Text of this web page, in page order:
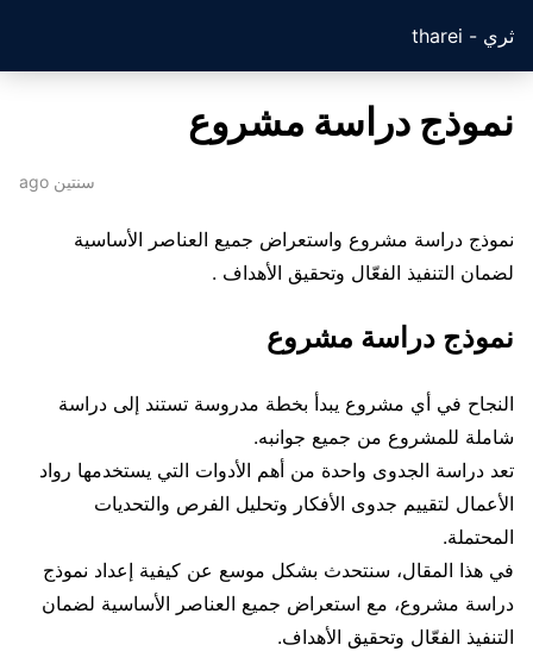
ثري - tharei
نموذج دراسة مشروع
سنتين ago
نموذج دراسة مشروع واستعراض جميع العناصر الأساسية
لضمان التنفيذ الفعّال وتحقيق الأهداف .
نموذج دراسة مشروع
النجاح في أي مشروع يبدأ بخطة مدروسة تستند إلى دراسة
شاملة للمشروع من جميع جوانبه.
تعد دراسة الجدوى واحدة من أهم الأدوات التي يستخدمها رواد
الأعمال لتقييم جدوى الأفكار وتحليل الفرص والتحديات
المحتملة.
في هذا المقال، سنتحدث بشكل موسع عن كيفية إعداد نموذج
دراسة مشروع، مع استعراض جميع العناصر الأساسية لضمان
التنفيذ الفعّال وتحقيق الأهداف.